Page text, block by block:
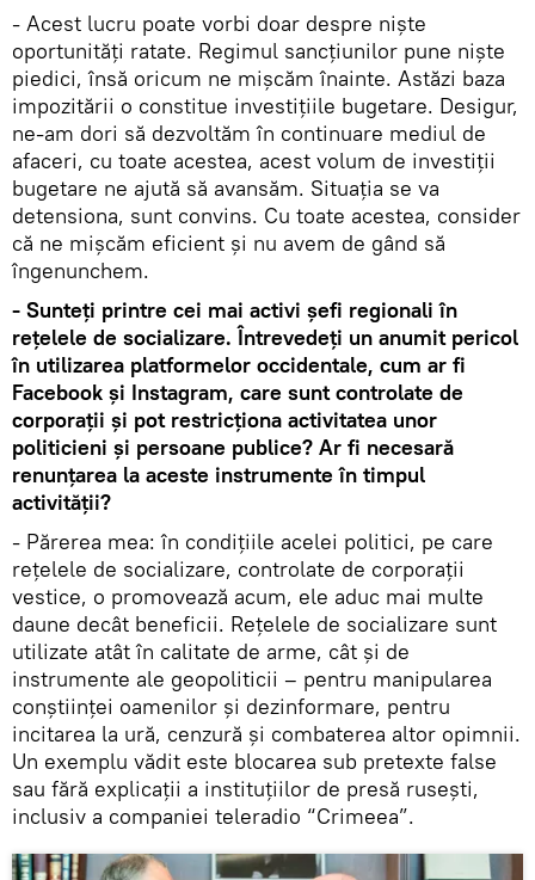
- Acest lucru poate vorbi doar despre niște
oportunități ratate. Regimul sancțiunilor pune niște
piedici, însă oricum ne mișcăm înainte. Astăzi baza
impozitării o constitue investițiile bugetare. Desigur,
ne-am dori să dezvoltăm în continuare mediul de
afaceri, cu toate acestea, acest volum de investiții
bugetare ne ajută să avansăm. Situația se va
detensiona, sunt convins. Cu toate acestea, consider
că ne mișcăm eficient și nu avem de gând să
îngenunchem.
- Sunteți printre cei mai activi șefi regionali în
rețelele de socializare. Întrevedeți un anumit pericol
în utilizarea platformelor occidentale, cum ar fi
Facebook și Instagram, care sunt controlate de
corporații și pot restricționa activitatea unor
politicieni și persoane publice? Ar fi necesară
renunțarea la aceste instrumente în timpul
activității?
- Părerea mea: în condițiile acelei politici, pe care
rețelele de socializare, controlate de corporații
vestice, o promovează acum, ele aduc mai multe
daune decât beneficii. Rețelele de socializare sunt
utilizate atât în calitate de arme, cât și de
instrumente ale geopoliticii – pentru manipularea
conștiinței oamenilor și dezinformare, pentru
incitarea la ură, cenzură și combaterea altor opimnii.
Un exemplu vădit este blocarea sub pretexte false
sau fără explicații a instituțiilor de presă rusești,
inclusiv a companiei teleradio “Crimeea”.